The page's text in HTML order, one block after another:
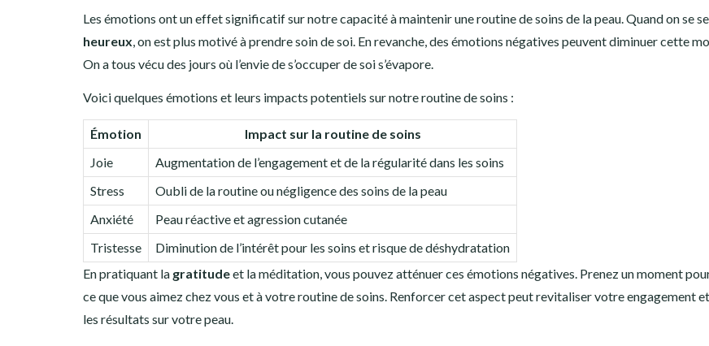
Les émotions ont un effet significatif sur notre capacité à maintenir une routine de soins de la peau. Quand on se
heureux, on est plus motivé à prendre soin de soi. En revanche, des émotions négatives peuvent diminuer cette
On a tous vécu des jours où l’envie de s’occuper de soi s’évapore.
Voici quelques émotions et leurs impacts potentiels sur notre routine de soins :
Émotion
Impact sur la routine de soins
Joie
Augmentation de l’engagement et de la régularité dans les soins
Stress
Oubli de la routine ou négligence des soins de la peau
Anxiété
Peau réactive et agression cutanée
Tristesse
Diminution de l’intérêt pour les soins et risque de déshydratation
En pratiquant la gratitudeet la méditation, vous pouvez atténuer ces émotions négatives. Prenez un moment
ce que vous aimez chez vous et à votre routine de soins. Renforcer cet aspect peut revitaliser votre engagement
les résultats sur votre peau.